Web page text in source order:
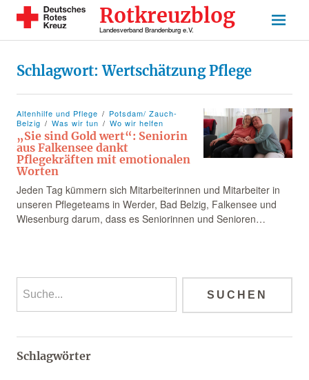
Rotkreuzblog
Landesverband Brandenburg e.V.
Schlagwort:Wertschätzung Pflege
Altenhilfe und Pflege
Potsdam/ Zauch-
Belzig
Was wir tun Wo wir helfen
„Sie sind Gold wert“: Seniorin
aus Falkensee dankt
Pflegekräften mit emotionalen
Worten
Jeden Tag kümmern sich Mitarbeiterinnen und Mitarbeiter in
unseren Pflegeteams in Werder, Bad Belzig, Falkensee und
Wiesenburg darum, dass es Seniorinnen und Senioren…
Schlagwörter